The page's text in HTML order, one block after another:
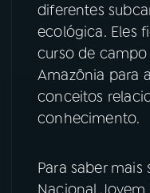
ACOMPANHE A RÁDIO
YouTube
Instagram
diferentes
ecológica. Eles
curso de
Amazônia para
conceitos
conhecimento.
Para saber